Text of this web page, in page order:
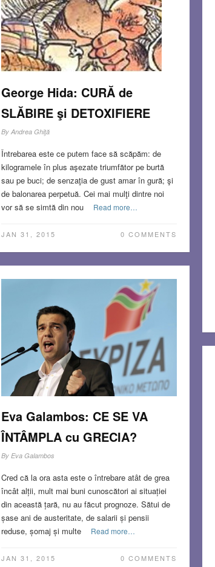
George Hida: CURĂ de
SLĂBIRE şi DETOXIFIERE
By Andrea Ghiţă
Întrebarea este ce putem face să scăpăm: de
kilogramele în plus aşezate triumfător pe burtă
sau pe buci; de senzaţia de gust amar în gură; şi
de balonarea perpetuă. Cei mai mulţi dintre noi
vor să se simtă din nou
Read more…
JAN 31, 2015 0 COMMENTS
Eva Galambos: CE SE VA
ÎNTÂMPLA cu GRECIA?
By Eva Galambos
Cred că la ora asta este o întrebare atât de grea
încât alții, mult mai buni cunoscători ai situației
din această țară, nu au făcut prognoze. Sătui de
șase ani de austeritate, de salarii și pensii
reduse, șomaj și multe
Read more…
JAN 31, 2015 0 COMMENTS